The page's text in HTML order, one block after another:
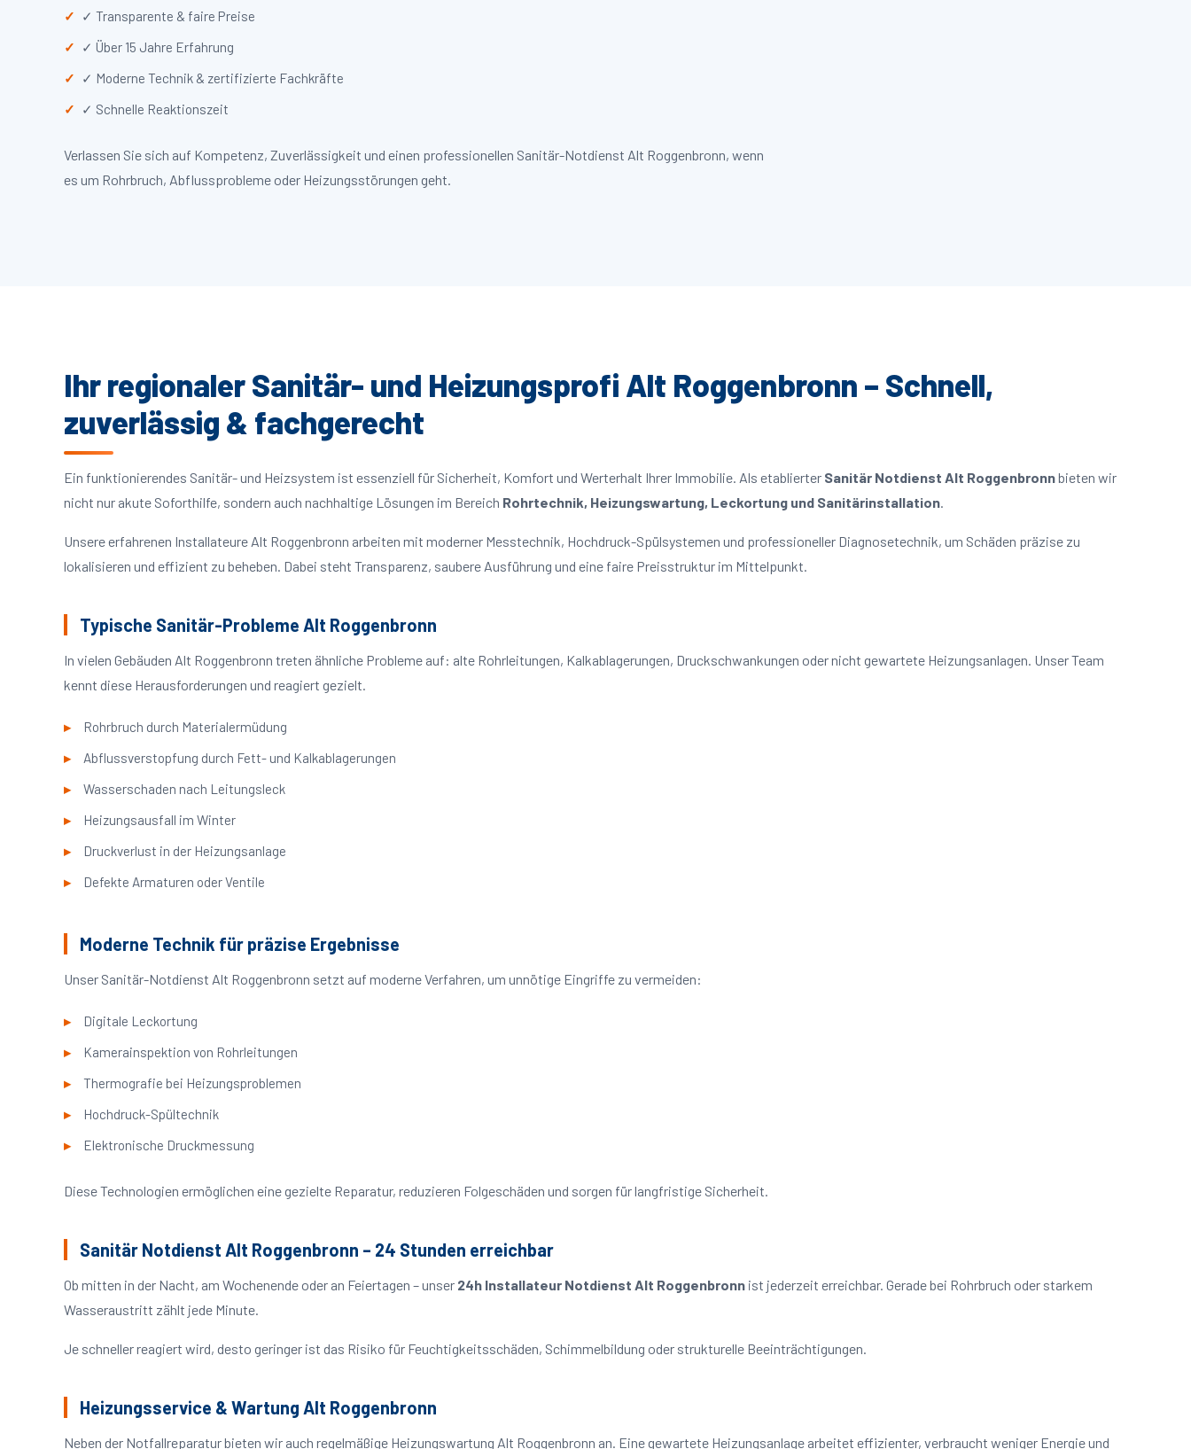
✓ Transparente & faire Preise
✓ Über 15 Jahre Erfahrung
✓ Moderne Technik & zertifizierte Fachkräfte
✓ Schnelle Reaktionszeit
Verlassen Sie sich auf Kompetenz, Zuverlässigkeit und einen professionellen Sanitär-Notdienst Alt Roggenbronn, wenn
es um Rohrbruch, Abflussprobleme oder Heizungsstörungen geht.
Ihr regionaler Sanitär- und Heizungsprofi Alt Roggenbronn – Schnell,
zuverlässig & fachgerecht
Ein funktionierendes Sanitär- und Heizsystem ist essenziell für Sicherheit, Komfort und Werterhalt Ihrer Immobilie. Als etablierter Sanitär Notdienst Alt Roggenbronnbieten wir
nicht nur akute Soforthilfe, sondern auch nachhaltige Lösungen im Bereich Rohrtechnik, Heizungswartung, Leckortung und Sanitärinstallation.
Unsere erfahrenen Installateure Alt Roggenbronn arbeiten mit moderner Messtechnik, Hochdruck-Spülsystemen und professioneller Diagnosetechnik, um Schäden präzise zu
lokalisieren und effizient zu beheben. Dabei steht Transparenz, saubere Ausführung und eine faire Preisstruktur im Mittelpunkt.
Typische Sanitär-Probleme Alt Roggenbronn
In vielen Gebäuden Alt Roggenbronn treten ähnliche Probleme auf: alte Rohrleitungen, Kalkablagerungen, Druckschwankungen oder nicht gewartete Heizungsanlagen. Unser Team
kennt diese Herausforderungen und reagiert gezielt.
Rohrbruch durch Materialermüdung
Abflussverstopfung durch Fett- und Kalkablagerungen
Wasserschaden nach Leitungsleck
Heizungsausfall im Winter
Druckverlust in der Heizungsanlage
Defekte Armaturen oder Ventile
Moderne Technik für präzise Ergebnisse
Unser Sanitär-Notdienst Alt Roggenbronn setzt auf moderne Verfahren, um unnötige Eingriffe zu vermeiden:
Digitale Leckortung
Kamerainspektion von Rohrleitungen
Thermografie bei Heizungsproblemen
Hochdruck-Spültechnik
Elektronische Druckmessung
Diese Technologien ermöglichen eine gezielte Reparatur, reduzieren Folgeschäden und sorgen für langfristige Sicherheit.
Sanitär Notdienst Alt Roggenbronn – 24 Stunden erreichbar
Ob mitten in der Nacht, am Wochenende oder an Feiertagen – unser 24h Installateur Notdienst Alt Roggenbronn ist jederzeit erreichbar. Gerade bei Rohrbruch oder starkem
Wasseraustritt zählt jede Minute.
Je schneller reagiert wird, desto geringer ist das Risiko für Feuchtigkeitsschäden, Schimmelbildung oder strukturelle Beeinträchtigungen.
Heizungsservice & Wartung Alt Roggenbronn
Neben der Notfallreparatur bieten wir auch regelmäßige Heizungswartung Alt Roggenbronn an. Eine gewartete Heizungsanlage arbeitet effizienter, verbraucht weniger Energie und